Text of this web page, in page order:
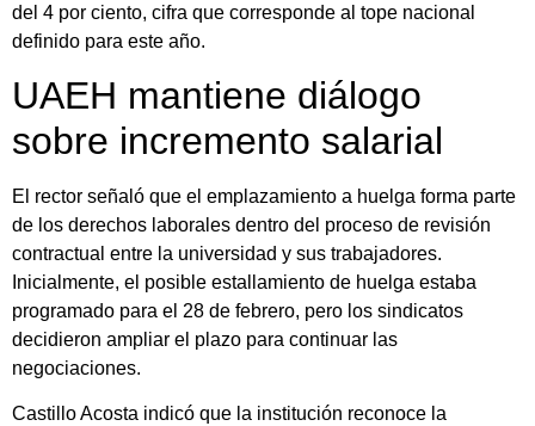
del 4 por ciento, cifra que corresponde al tope nacional
definido para este año.
UAEH mantiene diálogo
sobre incremento salarial
El rector señaló que el emplazamiento a huelga forma parte
de los derechos laborales dentro del proceso de revisión
contractual entre la universidad y sus trabajadores.
Inicialmente, el posible estallamiento de huelga estaba
programado para el 28 de febrero, pero los sindicatos
decidieron ampliar el plazo para continuar las
negociaciones.
Castillo Acosta indicó que la institución reconoce la